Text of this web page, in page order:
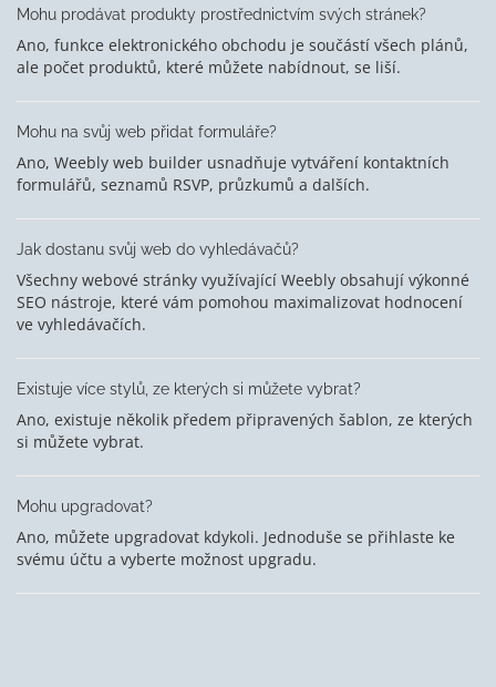
Mohu prodávat produkty prostřednictvím svých stránek?
Ano, funkce elektronického obchodu je součástí všech plánů,
ale počet produktů, které můžete nabídnout, se liší.
Mohu na svůj web přidat formuláře?
Ano, Weebly web builder usnadňuje vytváření kontaktních
formulářů, seznamů RSVP, průzkumů a dalších.
Jak dostanu svůj web do vyhledávačů?
Všechny webové stránky využívající Weebly obsahují výkonné
SEO nástroje, které vám pomohou maximalizovat hodnocení
ve vyhledávačích.
Existuje více stylů, ze kterých si můžete vybrat?
Ano, existuje několik předem připravených šablon, ze kterých
si můžete vybrat.
Mohu upgradovat?
Ano, můžete upgradovat kdykoli. Jednoduše se přihlaste ke
svému účtu a vyberte možnost upgradu.